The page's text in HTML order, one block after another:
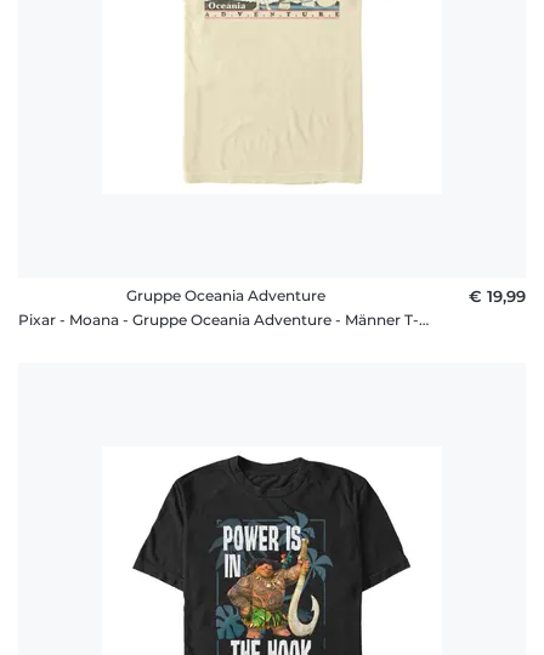
Gruppe Oceania Adventure
Pixar - Moana - Gruppe Oceania Adventure - Männer T-Shirt
€ 19,99